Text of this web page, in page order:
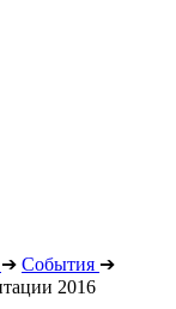
➔ События ➔
2016